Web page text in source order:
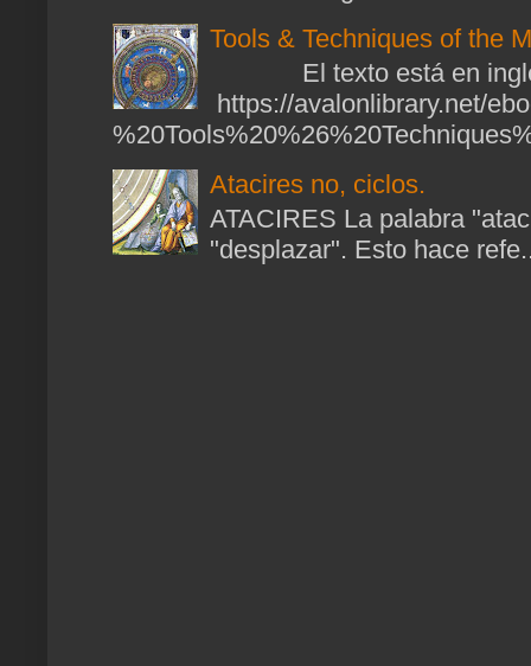
Tools & Techniques of the
El texto está en
https://avalonlibrary.net/
Atacires no, ciclos.
ATACIRES La palabra
"desplazar". Esto hace